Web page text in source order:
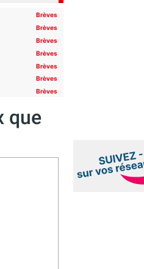
Brèves
Brèves
Brèves
Brèves
Brèves
Brèves
Brèves
que